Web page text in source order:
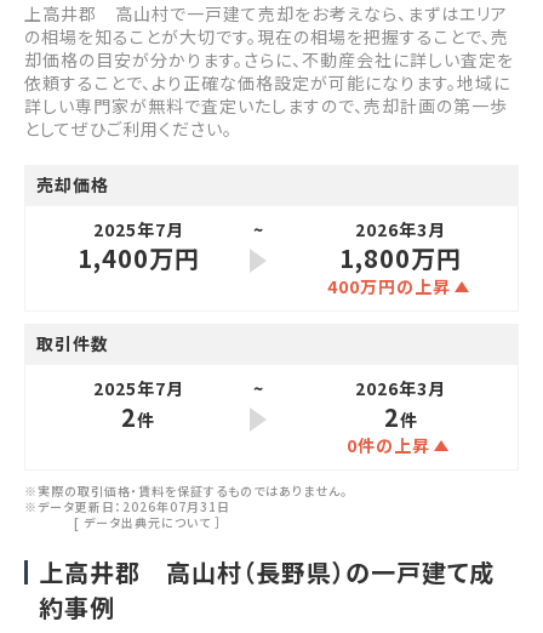
上高井郡 高山村で一戸建て売却をお考えなら、まずはエリア
の相場を知ることが大切です。現在の相場を把握することで、売
却価格の目安が分かります。さらに、不動産会社に詳しい査定を
依頼することで、より正確な価格設定が可能になります。地域に
詳しい専門家が無料で査定いたしますので、売却計画の第一歩
としてぜひご利用ください。
売却価格
2025年7月
1,400万円
2026年3月
1,800万円
400万円の上昇
取引件数
2025年7月
2件
2026年3月
2件
0件の上昇
※実際の取引価格・賃料を保証するものではありません。
※データ更新日：2026年07月31日
[ データ出典元について ］
上高井郡 高山村（長野県）の一戸建て成
約事例